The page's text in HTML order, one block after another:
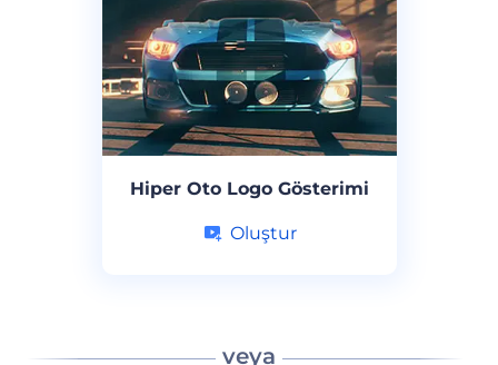
Hiper Oto Logo Gösterimi
Oluştur
veya